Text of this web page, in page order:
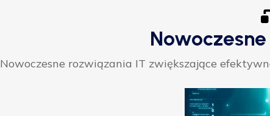
Nowoczesne rozwiązania IT zwiększające